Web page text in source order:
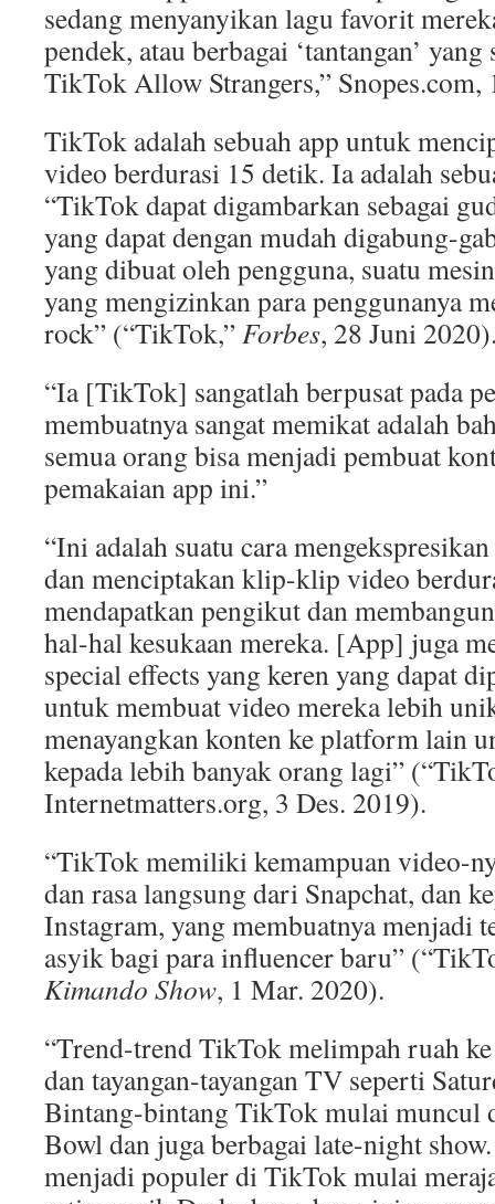
sedang menyanyikan lagu favorit
pendek, atau berbagai ‘tantangan’
TikTok Allow Strangers,” Snopes.com,
TikTok adalah sebuah app untuk
video berdurasi 15 detik. Ia adalah
“TikTok dapat digambarkan sebagai
yang dapat dengan mudah digabung-
yang dibuat oleh pengguna, suatu
yang mengizinkan para penggunanya
rock” (“TikTok,”Forbes, 28 Juni
“Ia [TikTok] sangatlah berpusat pada
membuatnya sangat memikat adalah
semua orang bisa menjadi pembuat
pemakaian app ini.”
“Ini adalah suatu cara
dan menciptakan klip-klip video
mendapatkan pengikut dan
hal-hal kesukaan mereka. [App] juga
special effects yang keren yang dapat
untuk membuat video mereka lebih
menayangkan konten ke platform lain
kepada lebih banyak orang lagi”
Internetmatters.org, 3 Des. 2019).
“TikTok memiliki kemampuan video-
dan rasa langsung dari Snapchat, dan
Instagram, yang membuatnya menjadi
asyik bagi para influencer baru”
Kimando Show, 1 Mar. 2020).
“Trend-trend TikTok melimpah ruah
dan tayangan-tayangan TV seperti
Bintang-bintang TikTok mulai muncul
Bowl dan juga berbagai late-night
menjadi populer di TikTok mulai